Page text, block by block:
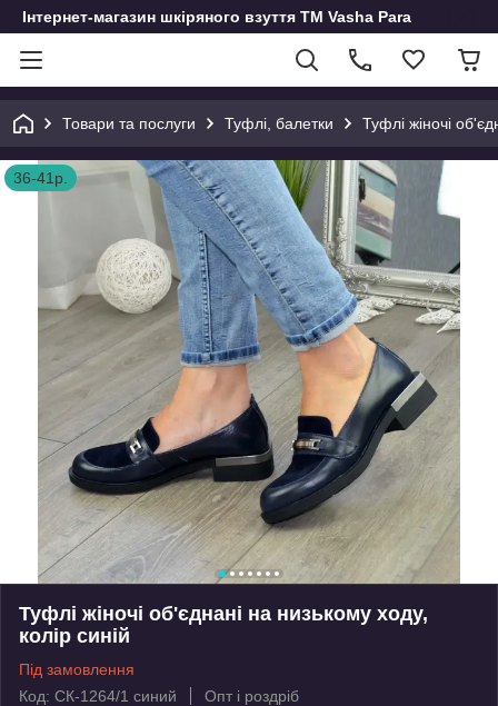
Інтернет-магазин шкіряного взуття ТМ Vasha Para
Товари та послуги Туфлі, балетки Туфлі жіночі
36-41р.
Туфлі жіночі об'єднані на низькому ходу,
колір синій
Під замовлення
Код: СК-1264/1 синий
Опт і роздріб